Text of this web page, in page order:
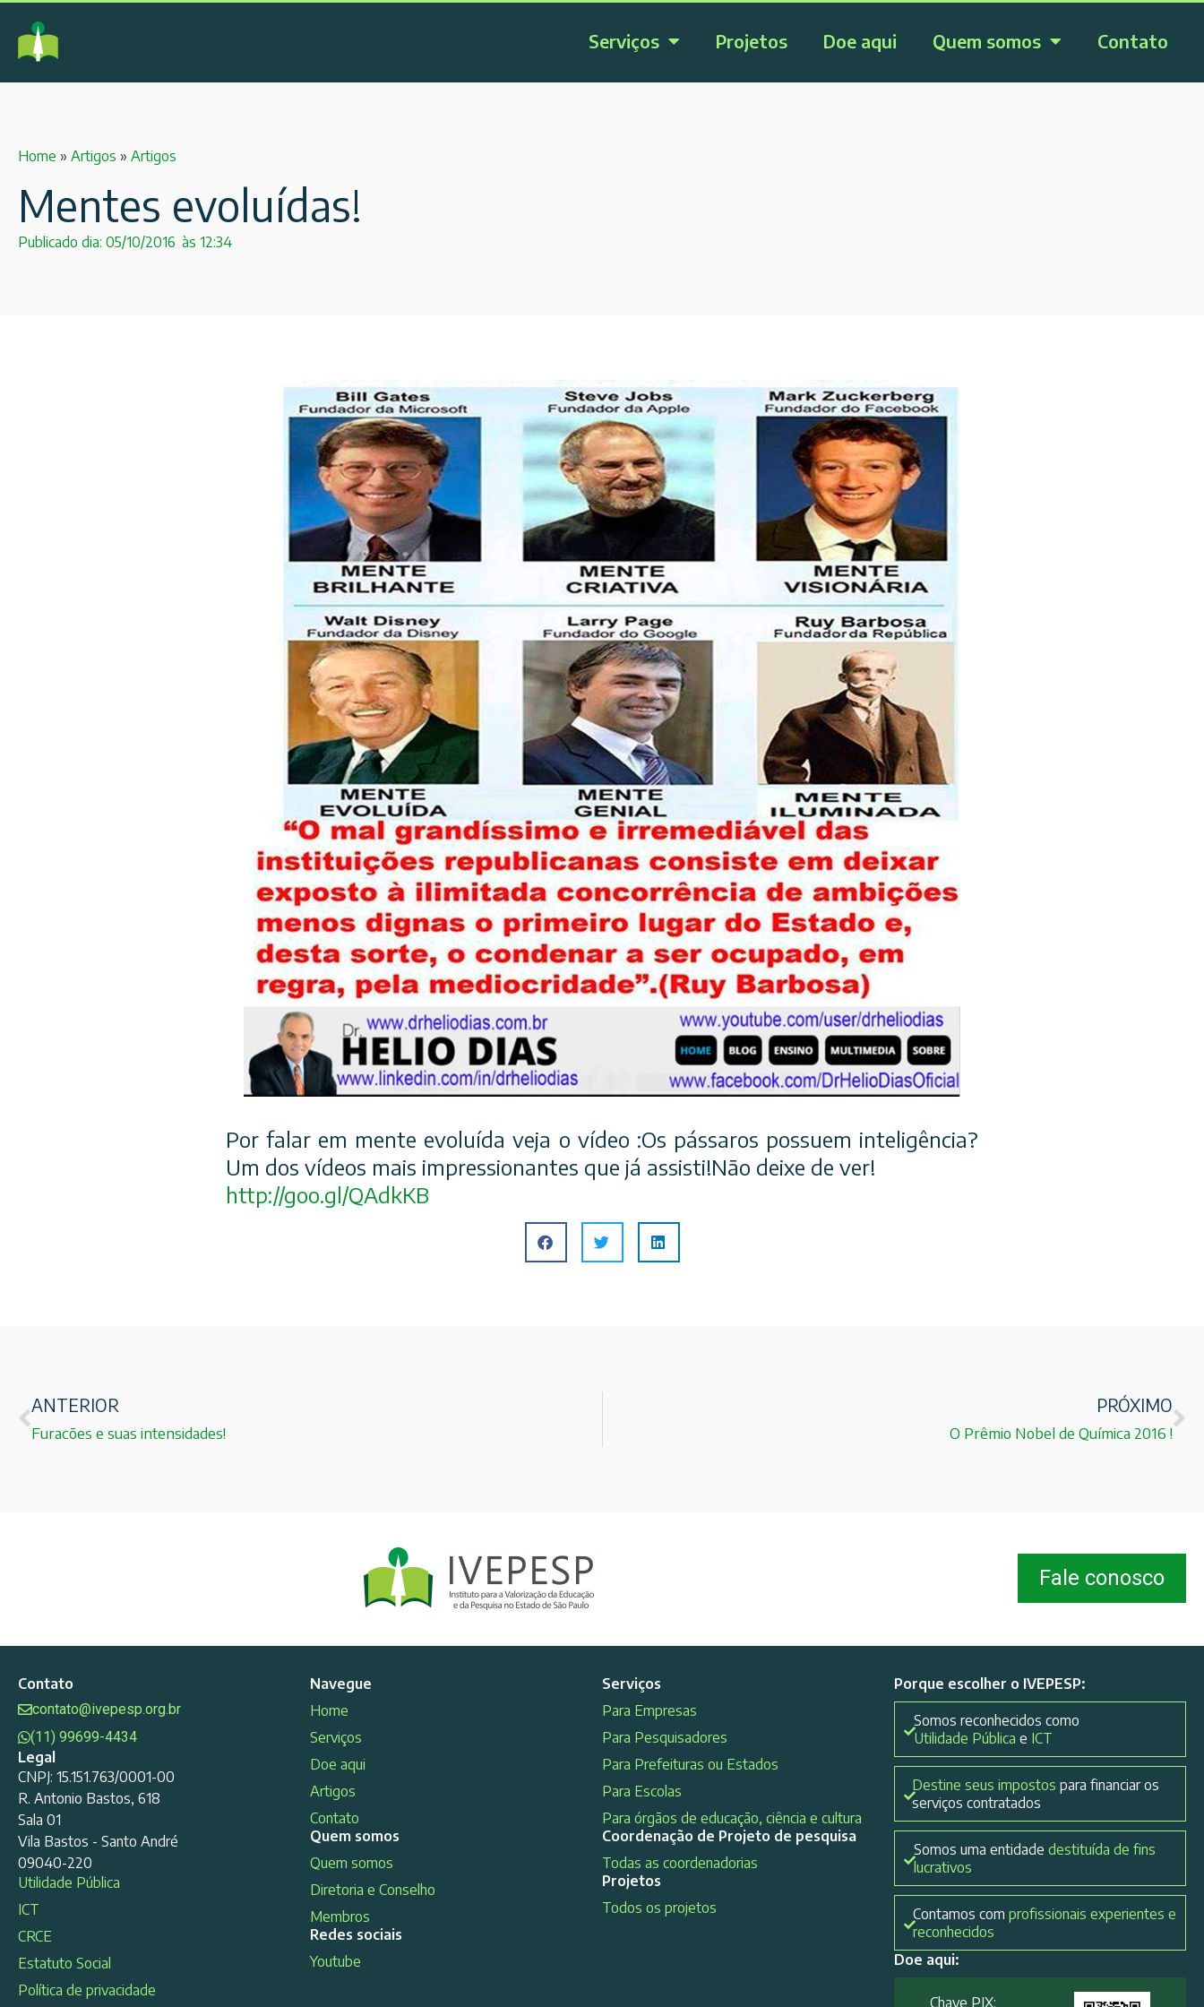
Serviços Projetos Doe aqui Quem somos Contato
Home » Artigos » Artigos
Mentes evoluídas!
Publicado dia: 05/10/2016 às 12:34
Por falar em mente evoluída veja o vídeo :Os pássaros possuem inteligência?
Um dos vídeos mais impressionantes que já assisti!Não deixe de ver!
http://goo.gl/QAdkKB
ANTERIOR
Furacões e suas intensidades!
PRÓXIMO
O Prêmio Nobel de Química 2016 !
Fale conosco
Contato
contato@ivepesp.org.br
(11) 99699-4434
Legal
CNPJ: 15.151.763/0001-00
R. Antonio Bastos, 618
Sala 01
Vila Bastos - Santo André
09040-220
Utilidade Pública
ICT
CRCE
Estatuto Social
Política de privacidade
Navegue
Home
Serviços
Doe aqui
Artigos
Contato
Quem somos
Quem somos
Diretoria e Conselho
Membros
Redes sociais
Youtube
Serviços
Para Empresas
Para Pesquisadores
Para Prefeituras ou Estados
Para Escolas
Para órgãos de educação, ciência e cultura
Coordenação de Projeto de pesquisa
Todas as coordenadorias
Projetos
Todos os projetos
Porque escolher o IVEPESP:
Somos reconhecidos como
Utilidade Pública e ICT
Destine seus impostos para financiar os
serviços contratados
Somos uma entidadedestituída de fins
lucrativos
Contamos com profissionais experientes e
reconhecidos
Doe aqui:
Chave PIX: